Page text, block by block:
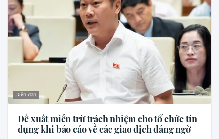
Diễn đàn
Đề xuất miễn trừ trách nhiệm cho tổ chức tín
dụng khi báo cáo về các giao dịch đáng ngờ